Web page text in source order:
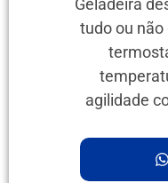
Geladeira
tudo ou não
agilidade